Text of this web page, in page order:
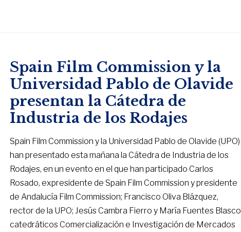
Spain Film Commission y la
Universidad Pablo de Olavide
presentan la Cátedra de
Industria de los Rodajes
Spain Film Commission y la Universidad Pablo de Olavide (UPO)
han presentado esta mañana la Cátedra de Industria de los
Rodajes, en un evento en el que han participado Carlos
Rosado, expresidente de Spain Film Commission y presidente
de Andalucía Film Commission; Francisco Oliva Blázquez,
rector de la UPO; Jesús Cambra Fierro y María Fuentes
catedráticos Comercialización e Investigación de Mercados